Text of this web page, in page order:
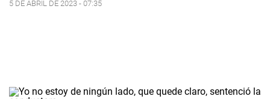
5 DE ABRIL DE 2023 - 07:35